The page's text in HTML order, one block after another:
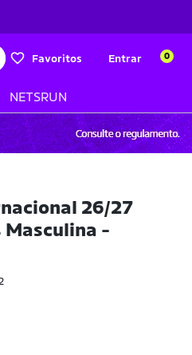
Favoritos Entrar 0
NETSRUN
26/27
Masculina -